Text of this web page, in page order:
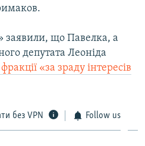
заявили, що Павелка, а
депутата Леоніда
«за зраду інтересів
без VPN Follow us